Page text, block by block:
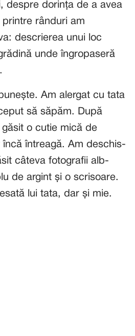
despre dorința de a avea
rânduri am
descrierea unui loc
unde îngropaseră
Am alergat cu tata
să săpăm. După
o cutie mică de
întreagă. Am deschis-
câteva fotografii alb-
de argint și o scrisoare.
lui tata, dar și mie.